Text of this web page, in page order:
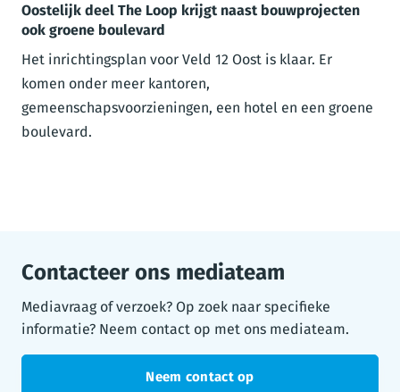
Oostelijk deel The Loop krijgt naast bouwprojecten
ook groene boulevard
Het inrichtingsplan voor Veld 12 Oost is klaar. Er
komen onder meer kantoren,
gemeenschapsvoorzieningen, een hotel en een groene
boulevard.
Contacteer ons mediateam
Mediavraag of verzoek? Op zoek naar specifieke
informatie? Neem contact op met ons mediateam.
Neem contact op